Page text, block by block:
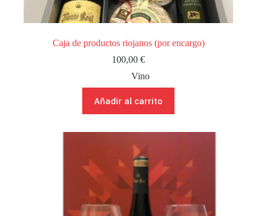
Caja de productos riojanos (por encargo)
100,00€
Vino
Añadir al carrito